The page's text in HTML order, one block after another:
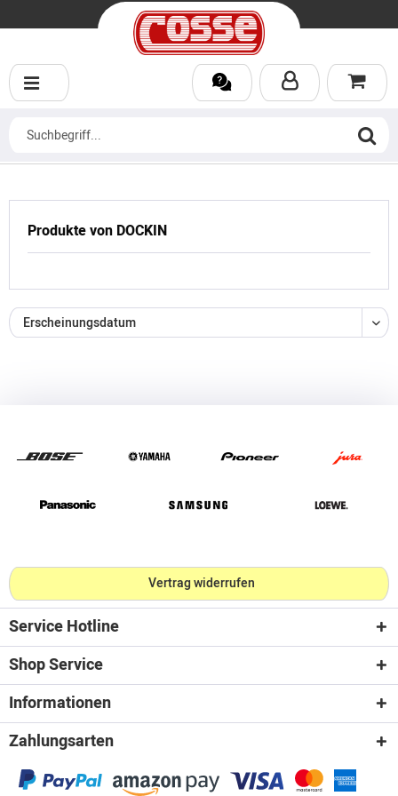
Produkte von DOCKIN
Vertrag widerrufen
Service Hotline
Shop Service
Informationen
Zahlungsarten